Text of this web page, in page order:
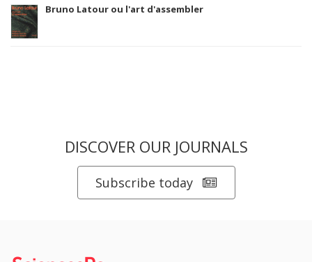
Bruno Latour ou l'art d'assembler
DISCOVER OUR JOURNALS
Subscribe today